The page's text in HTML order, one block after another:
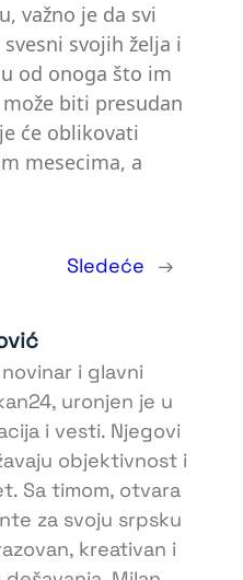
važno je da svi
svojih želja i
od onoga što im
biti presudan
će oblikovati
mesecima, a
Sledeće →
i glavni
uronjen je u
i vesti. Njegovi
objektivnost i
Sa timom, otvara
za svoju srpsku
kreativan i